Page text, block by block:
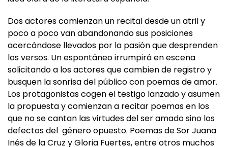
Dos actores comienzan un recital desde un atril y
poco a poco van abandonando sus posiciones
acercándose llevados por la pasión que desprenden
los versos. Un espontáneo irrumpirá en escena
solicitando a los actores que cambien de registro y
busquen la sonrisa del público con poemas de amor.
Los protagonistas cogen el testigo lanzado y asumen
la propuesta y comienzan a recitar poemas en los
que no se cantan las virtudes del ser amado sino los
defectos del género opuesto. Poemas de Sor Juana
Inés de la Cruz y Gloria Fuertes, entre otros muchos
autores, consiguen provocar la risa del público.